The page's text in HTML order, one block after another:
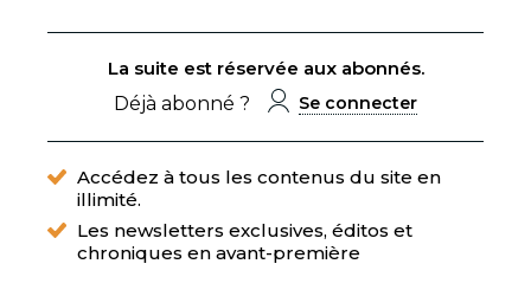
La suite est réservée aux abonnés.
Déjà abonné ?
Se connecter
Accédez à tous les contenus du site en
illimité.
Les newsletters exclusives, éditos et
chroniques en avant-première